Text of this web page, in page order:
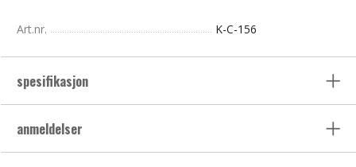
Art.nr. K-C-156
spesifikasjon
anmeldelser